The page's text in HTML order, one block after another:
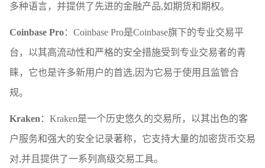
多种语言，并提供了先进的金融产品,如期货和期权。
Coinbase Pro：Coinbase Pro是Coinbase旗下的专业交易平
台，以其高流动性和严格的安全措施受到专业交易者的青
睐，它也是许多新用户的首选,因为它易于使用且监管合
规。
Kraken ：Kraken是一个历史悠久的交易所，以其出色的客
户服务和强大的安全记录著称，它支持大量的加密货币交易
对,并且提供了一系列高级交易工具。